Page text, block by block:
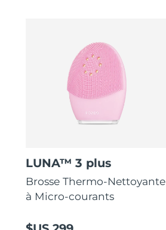
LUNA™ 3 plus
Brosse Thermo-Nettoyante
à Micro-courants